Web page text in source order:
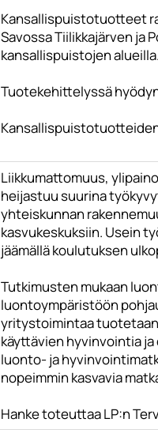
Kansallispuistotuotteet
Savossa Tiilikkajärven ja
kansallispuistojen
Tuotekehittelyssä
Liikkumattomuus,
heijastuu suurina
yhteiskunnan
kasvukeskuksiin. Usein
jäämällä koulutuksen
Tutkimusten mukaan
luontoympäristöön
yritystoimintaa tuotetaan
käyttävien hyvinvointia
luonto- ja
nopeimmin kasvavia
Hanke toteuttaa LP:n